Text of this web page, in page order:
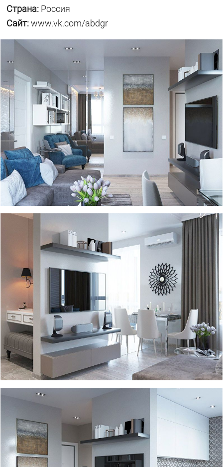
Страна: Россия
Сайт:www.vk.com/abdgr